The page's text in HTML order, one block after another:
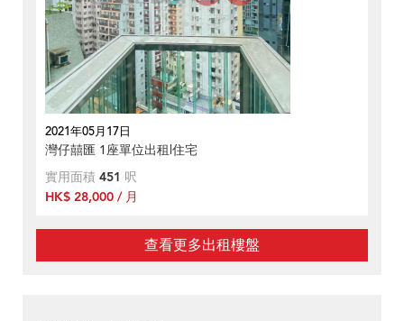
2021年05月17日
灣仔囍匯 1座單位出租|住宅
實用面積 451 呎
HK$ 28,000 / 月
查看更多出租樓盤